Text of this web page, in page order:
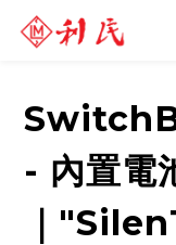
- 內置電
｜